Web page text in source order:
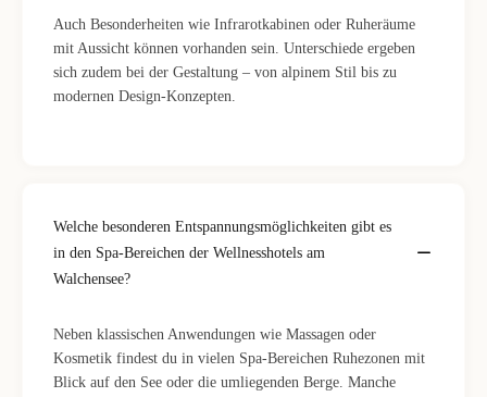
Auch Besonderheiten wie Infrarotkabinen oder Ruheräume
mit Aussicht können vorhanden sein. Unterschiede ergeben
sich zudem bei der Gestaltung – von alpinem Stil bis zu
modernen Design-Konzepten.
Welche besonderen Entspannungsmöglichkeiten gibt es
in den Spa-Bereichen der Wellnesshotels am
Walchensee?
Neben klassischen Anwendungen wie Massagen oder
Kosmetik findest du in vielen Spa-Bereichen Ruhezonen mit
Blick auf den See oder die umliegenden Berge. Manche